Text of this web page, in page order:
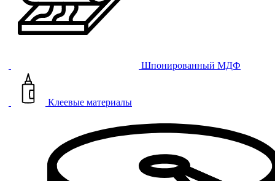
Шпонированный МДФ
Клеевые материалы